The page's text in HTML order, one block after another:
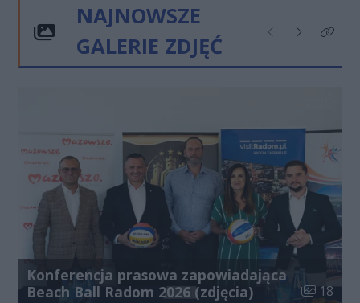
NAJNOWSZE
GALERIE ZDJĘĆ
Poprzednie
NastępneKliknij
Konferencja prasowa zapowiadająca
Beach Ball Radom 2026 (zdjęcia)
Liczba
18